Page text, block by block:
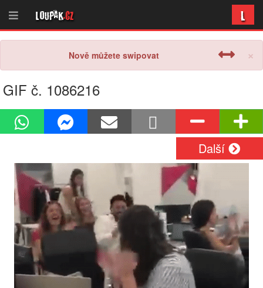
Loupak.cz L
×
Nově můžete swipovat
GIF č. 1086216
Další